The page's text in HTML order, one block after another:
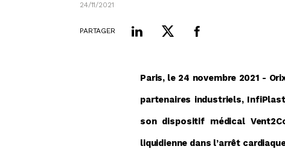
24/11/2021
PARTAGER
Paris, le 24 novembre 2021 -
partenaires industriels,
son dispositif médical
liquidienne dans l’arrêt